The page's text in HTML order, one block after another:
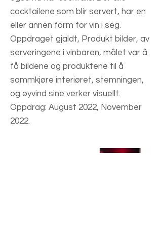
cocktailene som blir servert, har en
eller annen form for vin i seg.
Oppdraget gjaldt, Produkt bilder, av
serveringene i vinbaren, målet var å
få bildene og produktene til å
sammkjøre interiøret, stemningen,
og øyvind sine verker visuellt.
Oppdrag: August 2022, November
2022.